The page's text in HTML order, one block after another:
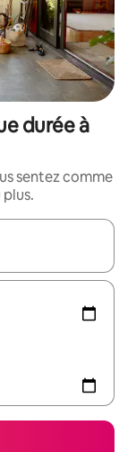
durée à
sentez comme
flèches vers le